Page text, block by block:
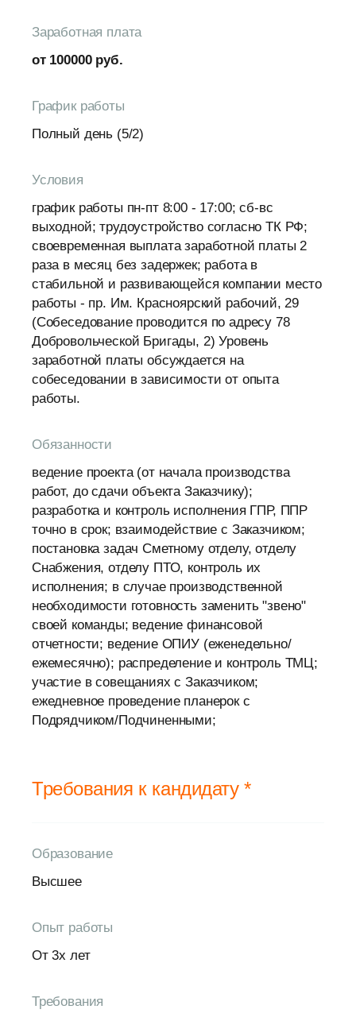
Заработная плата
от 100000 руб.
График работы
Полный день (5/2)
Условия
график работы пн-пт 8:00 - 17:00; сб-вс
выходной; трудоустройство согласно ТК РФ;
своевременная выплата заработной платы 2
раза в месяц без задержек; работа в
стабильной и развивающейся компании место
работы - пр. Им. Красноярский рабочий, 29
(Собеседование проводится по адресу 78
Добровольческой Бригады, 2) Уровень
заработной платы обсуждается на
собеседовании в зависимости от опыта
работы.
Обязанности
ведение проекта (от начала производства
работ, до сдачи объекта Заказчику);
разработка и контроль исполнения ГПР, ППР
точно в срок; взаимодействие с Заказчиком;
постановка задач Сметному отделу, отделу
Снабжения, отделу ПТО, контроль их
исполнения; в случае производственной
необходимости готовность заменить "звено"
своей команды; ведение финансовой
отчетности; ведение ОПИУ (еженедельно/
ежемесячно); распределение и контроль ТМЦ;
участие в совещаниях с Заказчиком;
ежедневное проведение планерок с
Подрядчиком/Подчиненными;
Требования к кандидату *
Образование
Высшее
Опыт работы
От 3х лет
Требования